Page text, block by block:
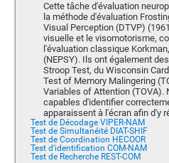
Cette tâche d'évaluation
la méthode d'évaluation
Visual Perception (DTVP)
visuelle et le visomotorisme,
l'évaluation classique
(NEPSY). Ils ont également
Stroop Test, du Wisconsin
Test of Memory Malingering
Variables of Attention (TOVA).
capables d'identifier
apparaissent à l'écran afin d'y
Test de Décodage VIPER-NAM
Test de Simultanéité DIAT-SHIF
Test de Coordination HECOOR
Test d'identification COM-NAM
Test de Recherche REST-COM